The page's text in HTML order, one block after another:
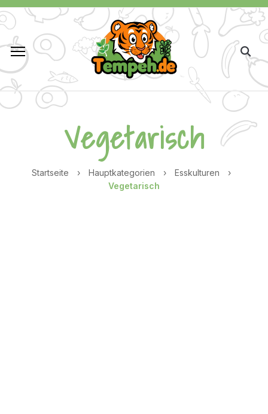
Vegetarisch
Startseite › Hauptkategorien › Esskulturen
›
Vegetarisch